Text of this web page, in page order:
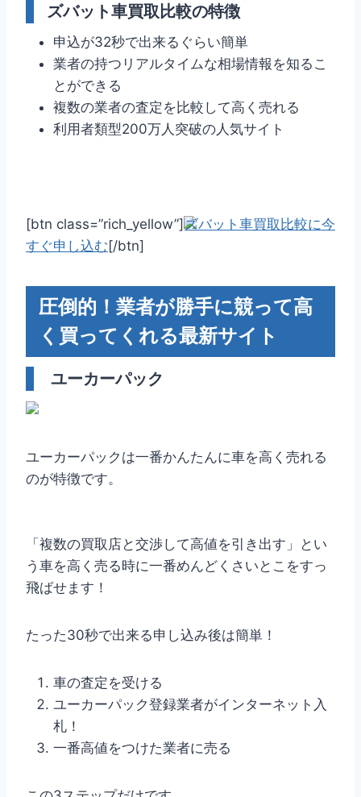
ズバット車買取比較の特徴
申込が32秒で出来るぐらい簡単
業者の持つリアルタイムな相場情報を知るこ
とができる
複数の業者の査定を比較して高く売れる
利用者類型200万人突破の人気サイト
[btn class=”rich_yellow”]ズバット車買取比較に今
すぐ申し込む[/btn]
圧倒的！業者が勝手に競って高
く買ってくれる最新サイト
ユーカーパック
ユーカーパックは一番かんたんに車を高く売れる
のが特徴です。
「複数の買取店と交渉して高値を引き出す」とい
う車を高く売る時に一番めんどくさいとこをすっ
飛ばせます！
たった30秒で出来る申し込み後は簡単！
車の査定を受ける
ユーカーパック登録業者がインターネット入
札！
一番高値をつけた業者に売る